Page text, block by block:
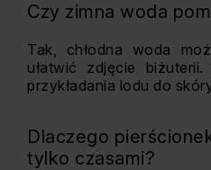
Czy zimna woda
Tak, chłodna woda
ułatwić zdjęcie
przykładania lodu do
Dlaczego
tylko czasami?